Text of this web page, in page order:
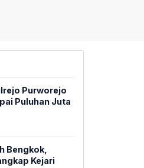
Purworejo
Puluhan Juta
Bengkok,
Kejari